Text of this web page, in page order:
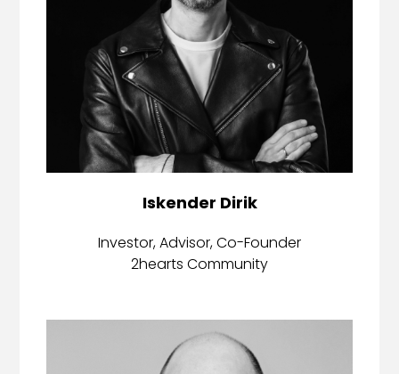
Iskender Dirik
Investor, Advisor, Co-Founder
2hearts Community